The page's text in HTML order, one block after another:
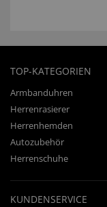
TOP-KATEGORIEN
Armbanduhren
Herrenrasierer
Herrenhemden
Autozubehör
Herrenschuhe
KUNDENSERVICE